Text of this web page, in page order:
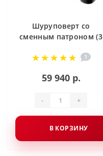
Шуруповерт со
сменным патроном (3
BDDXKIT-202C1
59 940 р.
- +
В КОРЗИНУ